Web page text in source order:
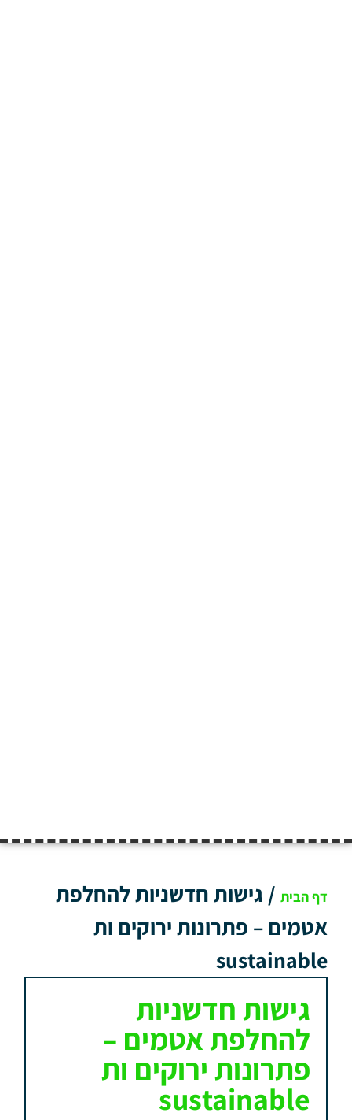
דף הבית / גישות חדשניות להחלפת
אטמים – פתרונות ירוקים ות
sustainable
גישות חדשניות
להחלפת אטמים –
פתרונות ירוקים ות
sustainable